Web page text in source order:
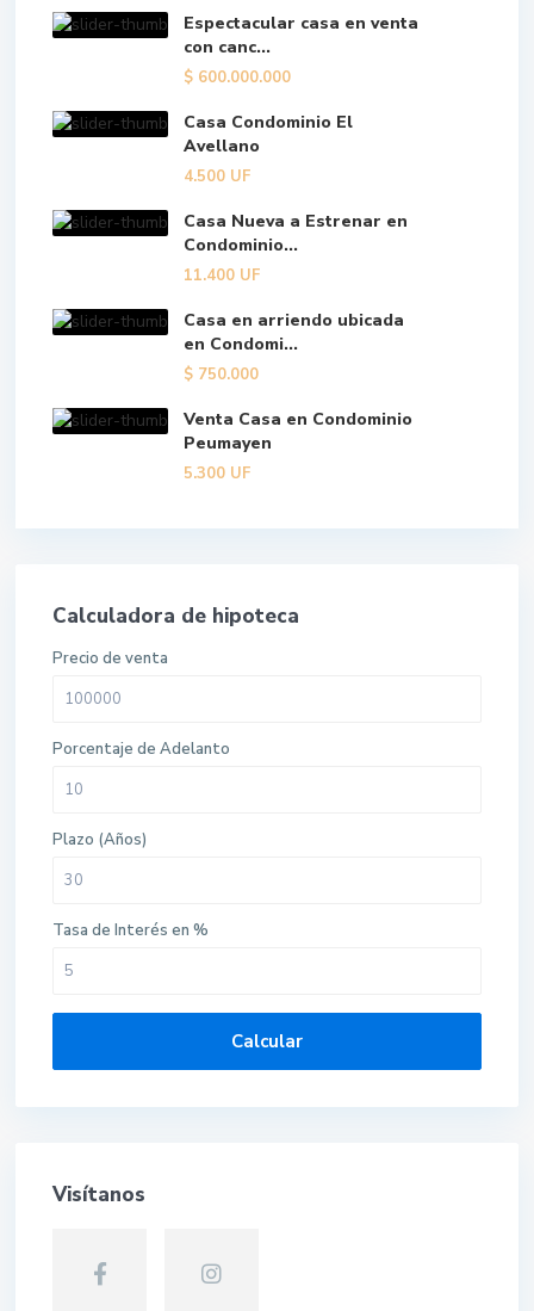
Espectacular casa en venta
con canc...
$ 600.000.000
Casa Condominio El
Avellano
4.500 UF
Casa Nueva a Estrenar en
Condominio...
11.400 UF
Casa en arriendo ubicada
en Condomi...
$ 750.000
Venta Casa en Condominio
Peumayen
5.300 UF
Calculadora de hipoteca
Precio de venta
Porcentaje de Adelanto
Plazo (Años)
Tasa de Interés en %
Calcular
Visítanos